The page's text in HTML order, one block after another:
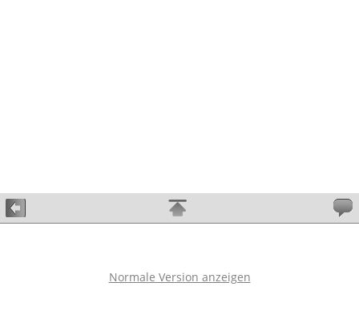
Normale Version anzeigen